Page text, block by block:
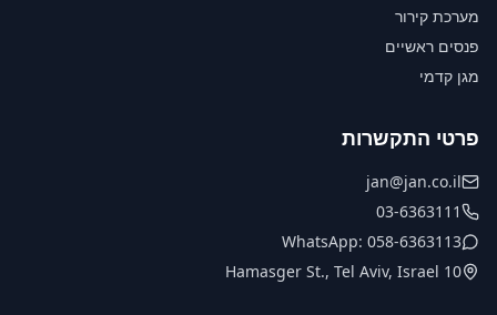
מערכת קירור
פנסים ראשיים
מגן קדמי
פרטי התקשרות
jan@jan.co.il
03-6363111
WhatsApp: 058-6363113
10 Hamasger St., Tel Aviv, Israel